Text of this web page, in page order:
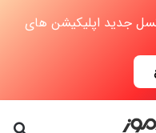
جدید اپلیکیشن های